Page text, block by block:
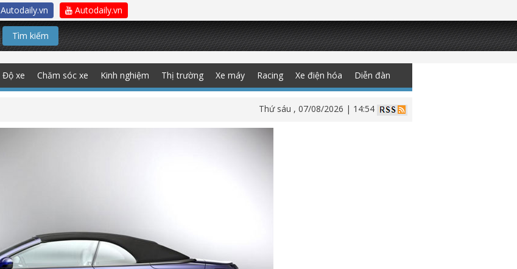
Autodaily.vn Autodaily.vn
Tìm kiếm
Độ xe Chăm sóc xe Kinh nghiệm Thị trường Xe máy Racing Xe điện hóa Diễn đàn
Thứ sáu , 07/08/2026 | 14:54